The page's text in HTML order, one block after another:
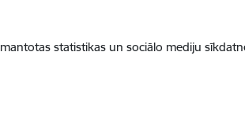
statistikas un sociālo mediju